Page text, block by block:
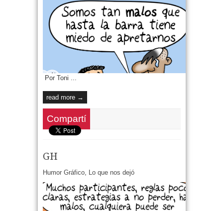
Por Toni ...
read more →
Compartí
GH
Humor Gráfico, Lo que nos dejó